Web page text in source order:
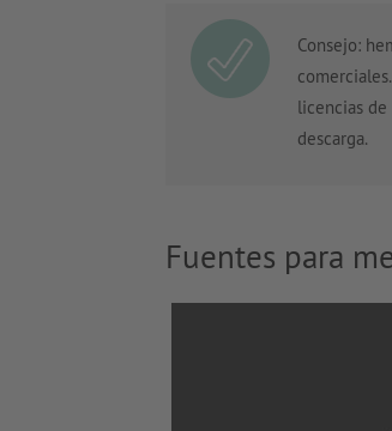
Consejo:
licencias
descarga.
Fuentes para